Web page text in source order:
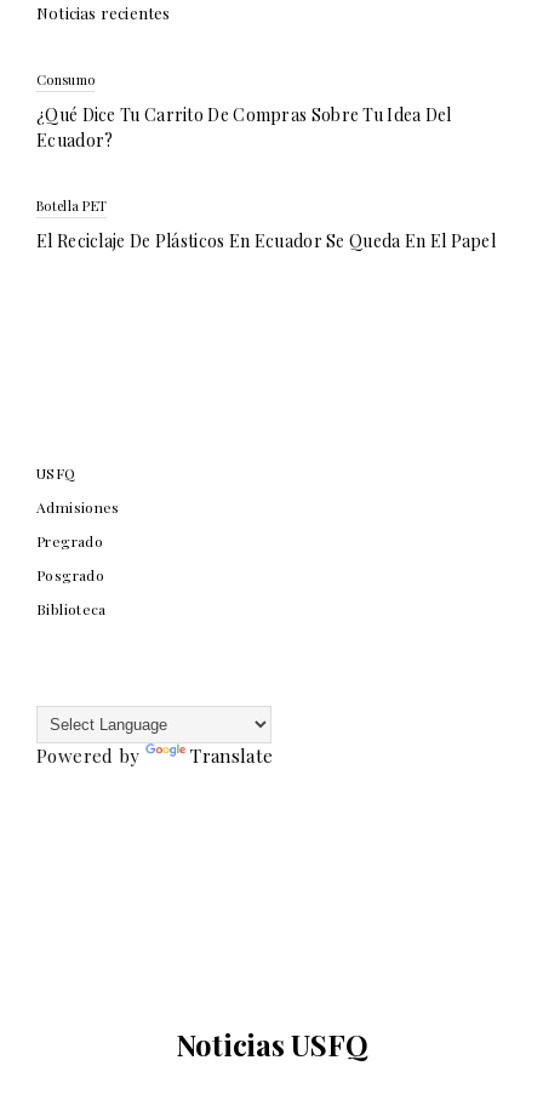
Noticias recientes
Consumo
¿Qué Dice Tu Carrito De Compras Sobre Tu Idea Del
Ecuador?
Botella PET
El Reciclaje De Plásticos En Ecuador Se Queda En El Papel
USFQ
Admisiones
Pregrado
Posgrado
Biblioteca
Powered by Translate
Noticias USFQ